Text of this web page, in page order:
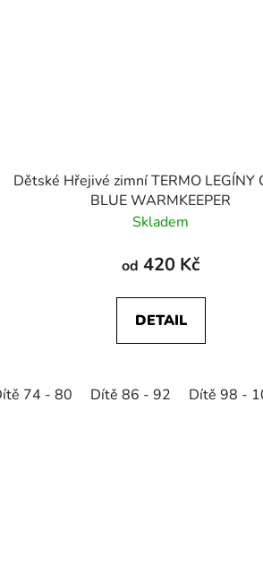
Dětské Hřejivé zimní TERMO LEGÍNY
BLUE WARMKEEPER
Skladem
od 420 Kč
DETAIL
74 - 80 Dítě 86 - 92 Dítě 98 -